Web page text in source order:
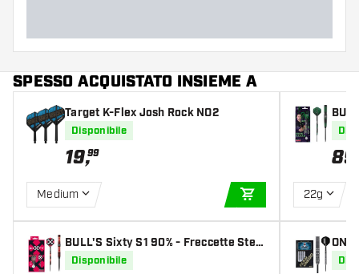
SPESSO ACQUISTATO INSIEME A
Target K-Flex Josh Rock NO2
Disponibile
19,99
Medium
AGGIUNGI AL
BULL'S Sixty S1 90% - Freccette Steel
Darts
Disponibile
tte
89
22g